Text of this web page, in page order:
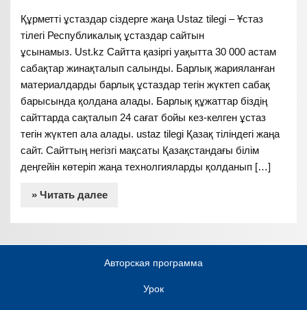
Құрметті ұстаздар сіздерге жаңа Ustaz tilegi – Ұстаз
тілегі Республикалық ұстаздар сайтын
ұсынамыз. Ust.kz Сайтта қазіргі уақытта 30 000 астам
сабақтар жинақталып салынды. Барлық жарияланған
материалдарды барлық ұстаздар тегін жүктеп сабақ
барысында қолдана алады. Барлық құжаттар біздің
сайттарда сақталып 24 сағат бойы кез-келген ұстаз
тегін жүктеп ала алады. ustaz tilegi Қазақ тіліндегі жаңа
сайт. Сайттың негізгі мақсаты Қазақстандағы білім
деңгейін көтеріп жаңа технолгияларды қолданып […]
» Читать далее
Авторская программа
Урок